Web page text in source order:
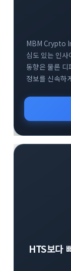
MBM Crypto
심도 있는 인사
동향은 물론
정보를 신속하
데이터를 공유
투자 전략을
HTS보다